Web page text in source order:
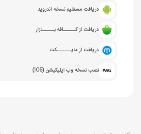
دریافت مستقیم نسخه اندروید
دریافت از کــــــافه بــــــازار
دریافت از مایـــــــکت
نصب نسخه وب اپلیکیشن (IOS)